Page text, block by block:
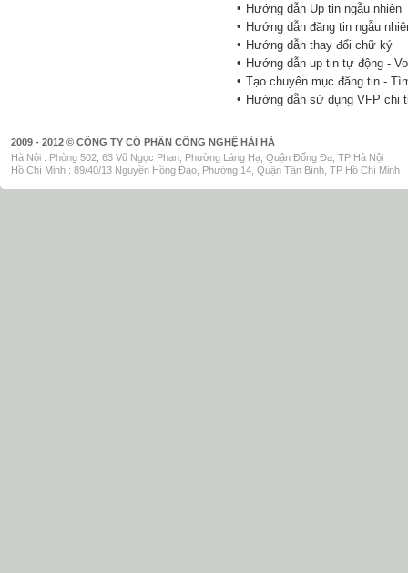
• Hướng dẫn Up tin ngẫu nhiên
• Hướng dẫn đăng tin ngẫu
• Hướng dẫn thay đổi chữ ký
• Hướng dẫn up tin tự động -
• Tạo chuyên mục đăng tin -
• Hướng dẫn sử dụng VFP chi
2009 - 2012 © CÔNG TY CỔ PHẦN CÔNG NGHỆ HẢI HÀ
Hà Nội : Phòng 502, 63 Vũ Ngọc Phan, Phường Láng Hạ, Quận Đống Đa, TP Hà Nội
Hồ Chí Minh : 89/40/13 Nguyền Hồng Đào, Phường 14, Quận Tân Bình, TP Hồ Chí Minh